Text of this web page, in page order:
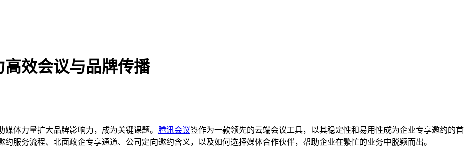
效会议与品牌传播
体力量扩大品牌影响力，成为关键课题。 腾讯会议签作为一款领先的云端会议工具，以其稳定性和易用性成为企业专享邀约的首
服务流程、北面政企专享通道、公司定向邀约含义，以及如何选择媒体合作伙伴，帮助企业在繁忙的业务中脱颖而出。